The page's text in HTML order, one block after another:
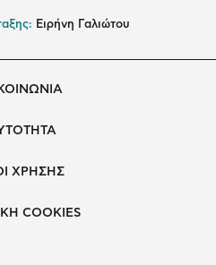
Ειρήνη Γαλιώτου
ΧΡΗΣΗΣ
COOKIES